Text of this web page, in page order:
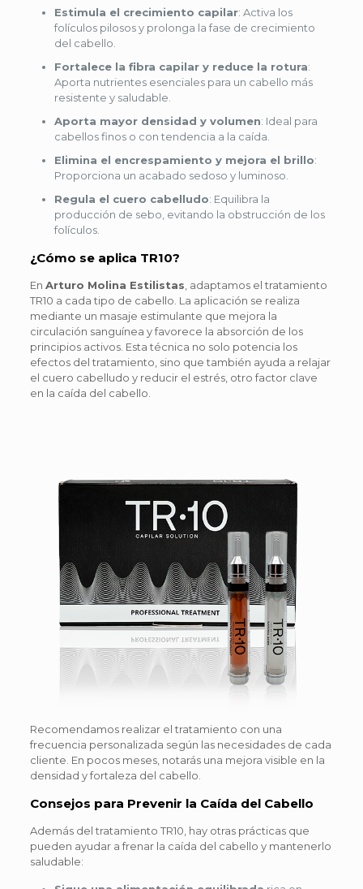
Estimula el crecimiento capilar: Activa los
folículos pilosos y prolonga la fase de crecimiento
del cabello.
Fortalece la fibra capilar y reduce la rotura:
Aporta nutrientes esenciales para un cabello más
resistente y saludable.
Aporta mayor densidad y volumen: Ideal para
cabellos finos o con tendencia a la caída.
Elimina el encrespamiento y mejora el brillo:
Proporciona un acabado sedoso y luminoso.
Regula el cuero cabelludo: Equilibra la
producción de sebo, evitando la obstrucción de los
folículos.
¿Cómo se aplica TR10?
En Arturo Molina Estilistas, adaptamos el tratamiento
TR10 a cada tipo de cabello. La aplicación se realiza
mediante un masaje estimulante que mejora la
circulación sanguínea y favorece la absorción de los
principios activos. Esta técnica no solo potencia los
efectos del tratamiento, sino que también ayuda a relajar
el cuero cabelludo y reducir el estrés, otro factor clave
en la caída del cabello.
Recomendamos realizar el tratamiento con una
frecuencia personalizada según las necesidades de cada
cliente. En pocos meses, notarás una mejora visible en la
densidad y fortaleza del cabello.
Consejos para Prevenir la Caída del Cabello
Además del tratamiento TR10, hay otras prácticas que
pueden ayudar a frenar la caída del cabello y mantenerlo
saludable: